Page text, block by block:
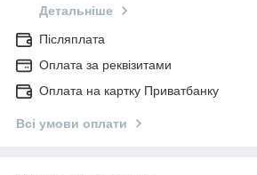
Детальніше
Післяплата
Оплата за реквізитами
Оплата на картку Приватбанку
Всі умови оплати